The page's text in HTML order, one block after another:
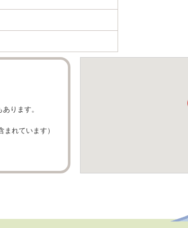
ります。
れています）